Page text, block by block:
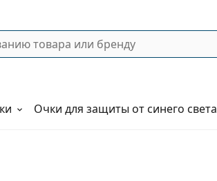
Очки для защиты от синего света